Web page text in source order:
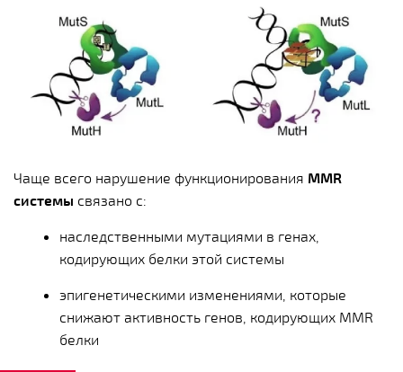
Чаще всего нарушение функционирования MMR
системы связано с:
наследственными мутациями в генах,
кодирующих белки этой системы
эпигенетическими изменениями, которые
снижают активность генов, кодирующих MMR
белки